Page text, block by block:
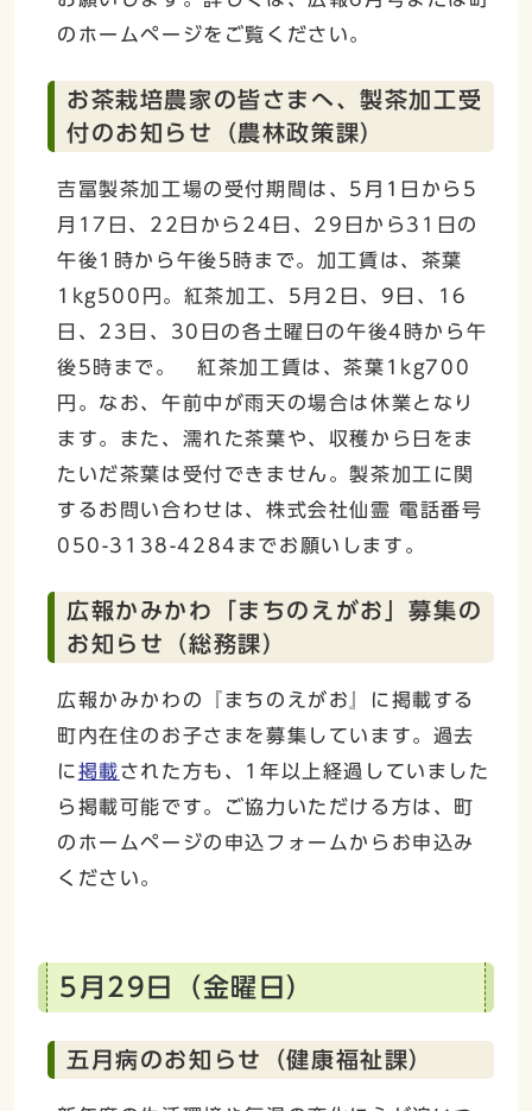
のホームページをご覧ください。
お茶栽培農家の皆さまへ、製茶加工受
付のお知らせ（農林政策課）
吉冨製茶加工場の受付期間は、5月1日から5
月17日、22日から24日、29日から31日の
午後1時から午後5時まで。加工賃は、茶葉
1kg500円。紅茶加工、5月2日、9日、16
日、23日、30日の各土曜日の午後4時から午
後5時まで。 紅茶加工賃は、茶葉1kg700
円。なお、午前中が雨天の場合は休業となり
ます。また、濡れた茶葉や、収穫から日をま
たいだ茶葉は受付できません。製茶加工に関
するお問い合わせは、株式会社仙霊 電話番号
050-3138-4284までお願いします。
広報かみかわ「まちのえがお」募集の
お知らせ（総務課）
広報かみかわの『まちのえがお』に掲載する
町内在住のお子さまを募集しています。過去
に 掲載された方も、1年以上経過していました
ら掲載可能です。ご協力いただける方は、町
のホームページの申込フォームからお申込み
ください。
5月29日（金曜日）
五月病のお知らせ（健康福祉課）